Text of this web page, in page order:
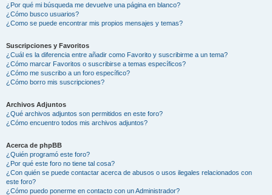
¿Por qué mi búsqueda me devuelve una página en blanco?
¿Cómo busco usuarios?
¿Como se puede encontrar mis propios mensajes y temas?
Suscripciones y Favoritos
¿Cuál es la diferencia entre añadir como Favorito y suscribirme a un tema?
¿Cómo marcar Favoritos o suscribirse a temas específicos?
¿Cómo me suscribo a un foro específico?
¿Cómo borro mis suscripciones?
Archivos Adjuntos
¿Qué archivos adjuntos son permitidos en este foro?
¿Cómo encuentro todos mis archivos adjuntos?
Acerca de phpBB
¿Quién programó este foro?
¿Por qué este foro no tiene tal cosa?
¿Con quién se puede contactar acerca de abusos o usos ilegales relacionados con
este foro?
¿Cómo puedo ponerme en contacto con un Administrador?